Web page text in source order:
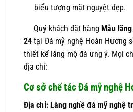
biểu tượng mặt nguyệt đẹp.
Quý khách đặt hàng Mẫu
24 tại Đá mỹ nghệ Hoàn Hương
thiết kế lăng mộ đá ưng ý. Mọi
địa chỉ:
Cơ sở chế tác Đá mỹ nghệ
Địa chỉ: Làng nghề đá mỹ nghệ